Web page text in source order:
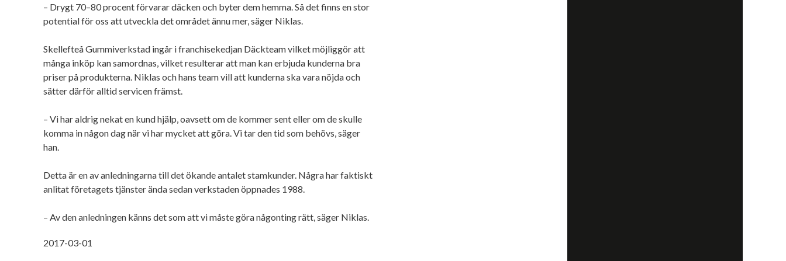
– Drygt 70–80 procent förvarar däcken och byter dem hemma. Så det finns en stor
potential för oss att utveckla det området ännu mer, säger Niklas.
Skellefteå Gummiverkstad ingår i franchisekedjan Däckteam vilket möjliggör att
många inköp kan samordnas, vilket resulterar att man kan erbjuda kunderna bra
priser på produkterna. Niklas och hans team vill att kunderna ska vara nöjda och
sätter därför alltid servicen främst.
– Vi har aldrig nekat en kund hjälp, oavsett om de kommer sent eller om de skulle
komma in någon dag när vi har mycket att göra. Vi tar den tid som behövs, säger
han.
Detta är en av anledningarna till det ökande antalet stamkunder. Några har faktiskt
anlitat företagets tjänster ända sedan verkstaden öppnades 1988.
– Av den anledningen känns det som att vi måste göra någonting rätt, säger Niklas.
2017-03-01